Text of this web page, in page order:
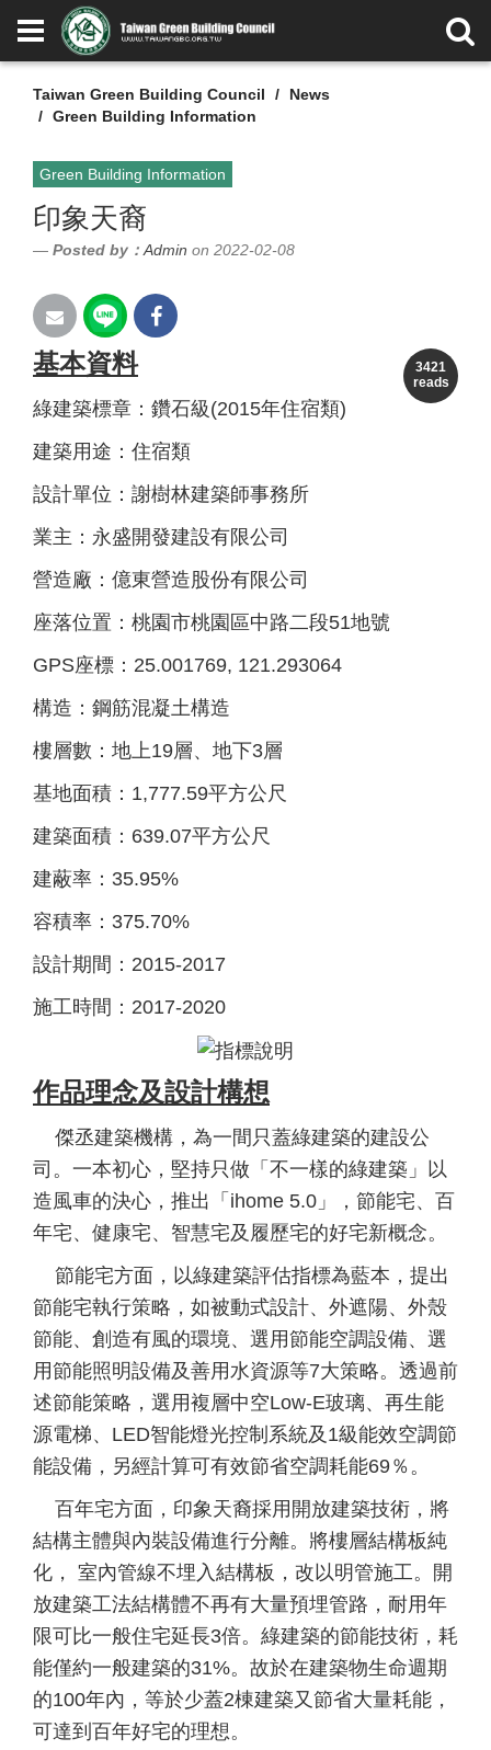
Taiwan Green Building Council
News
Green Building Information
Green Building Information
印象天裔
Posted by： Admin on 2022-02-08
3421
reads
基本資料
綠建築標章 ：鑽石級(2015年住宿類)
建築用途：住宿類
設計單位：謝樹林建築師事務所
業主：永盛開發建設有限公司
營造廠：億東營造股份有限公司
座落位置：桃園市桃園區中路二段51地號
GPS座標：25.001769, 121.293064
構造：鋼筋混凝土構造
樓層數：地上19層、地下3層
基地面積：1,777.59平方公尺
建築面積：639.07平方公尺
建蔽率：35.95%
容積率：375.70%
設計期間：2015-2017
施工時間：2017-2020
作品理念及設計構想
傑丞建築機構，為一間只蓋綠建築的建設公
司。一本初心，堅持只做「不一樣的綠建築」以
造風車的決心，推出「ihome 5.0」，節能宅、百
年宅、健康宅、智慧宅及履歷宅的好宅新概念。
節能宅方面，以綠建築評估指標為藍本，提出
節能宅執行策略，如被動式設計、外遮陽、外殼
節能、創造有風的環境、選用節能空調設備、選
用節能照明設備及善用水資源等7大策略。透過前
述節能策略，選用複層中空Low-E玻璃、再生能
源電梯、LED智能燈光控制系統及1級能效空調節
能設備，另經計算可有效節省空調耗能69％。
百年宅方面，印象天裔採用開放建築技術，將
結構主體與內裝設備進行分離。將樓層結構板純
化， 室內管線不埋入結構板，改以明管施工。開
放建築工法結構體不再有大量預埋管路，耐用年
限可比一般住宅延長3倍。綠建築的節能技術，耗
能僅約一般建築的31%。故於在建築物生命週期
的100年內，等於少蓋2棟建築又節省大量耗能，
可達到百年好宅的理想。